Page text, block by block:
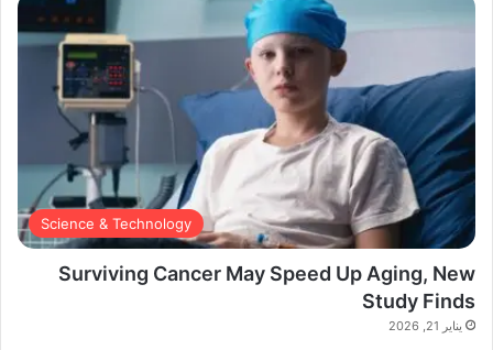
Science & Technology
Surviving Cancer May Speed Up Aging, New
Study Finds
يناير 21, 2026